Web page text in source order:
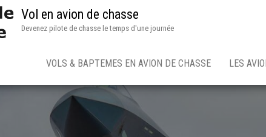
Vol en avion de chasse
Devenez pilote de chasse le temps d'une journée
VOLS & BAPTEMES EN AVION DE CHASSE LES